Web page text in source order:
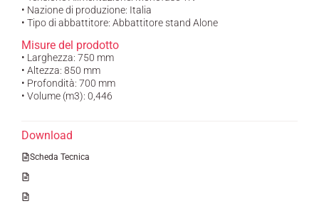
• Nazione di produzione: Italia
• Tipo di abbattitore: Abbattitore stand Alone
• Larghezza: 750 mm
• Altezza: 850 mm
• Profondità: 700 mm
• Volume (m3): 0,446
Misure del prodotto
Download
Scheda Tecnica